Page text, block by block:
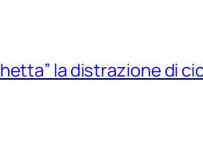
la distrazione di